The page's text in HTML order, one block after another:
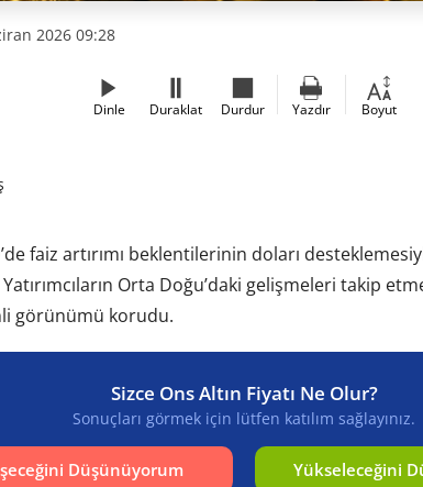
2026 09:28
Dinle Duraklat Durdur Yazdır Boyut
faiz artırımı beklentilerinin doları
Orta Doğu’daki gelişmeleri takip
görünümü korudu.
Sizce Ons Altın Fiyatı Ne Olur?
Sonuçları görmek için lütfen katılım sağlayınız.
Düşünüyorum Yükseleceğini